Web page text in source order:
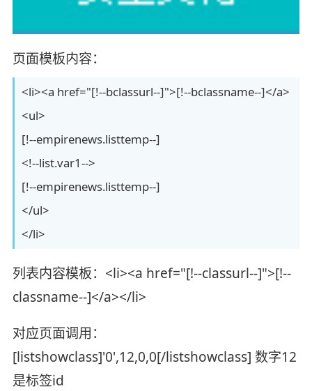
页面模板内容：
<li><a href="[!--bclassurl--]">[!--bclassname--]</a>
<ul>
[!--empirenews.listtemp--]
<!--list.var1-->
[!--empirenews.listtemp--]
</ul>
</li>
列表内容模板：<li><a href="[!--classurl--]">[!--
classname--]</a></li>
对应页面调用：
[listshowclass]'0',12,0,0[/listshowclass] 数字12
是标签id